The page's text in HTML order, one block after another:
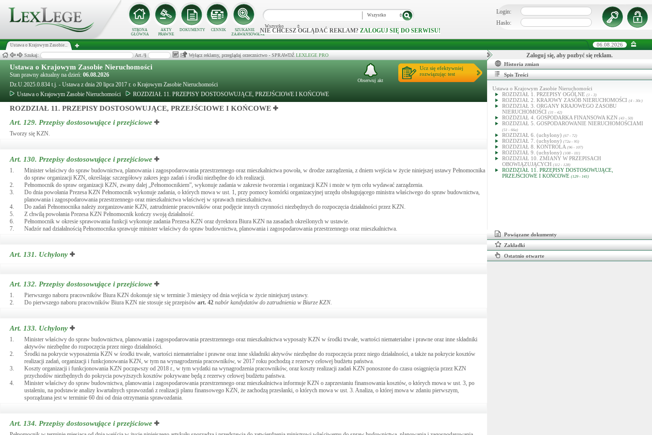
STRONA
GŁÓWNA
AKTY
PRAWNE
DOKUMENTY CENNIK
SZUKANIE
ZAAWANSOWANE
Wszystko
Wszystko
NIE CHCESZ OGLĄDAĆ REKLAM? ZALOGUJ SIĘ DO SERWISU!
Login:
Hasło:
Ustawa o Krajowym Zasobie... 06.08.2026
Szukaj: Art./§ Wyłącz reklamy, przeglądaj orzecznictwo - SPRAWDŹ LEXLEGE PRO
Ustawa o Krajowym Zasobie Nieruchomości
Stan prawny aktualny na dzień: 06.08.2026
Dz.U.2025.0.834 t.j. - Ustawa z dnia 20 lipca 2017 r. o Krajowym Zasobie Nieruchomości
Ustawa o Krajowym Zasobie Nieruchomości
ROZDZIAŁ 11. PRZEPISY DOSTOSOWUJĄCE, PRZEJŚCIOWE I KOŃCOWE
Ucz się efektywniej
rozwiązując test
Obserwuj akt
ROZDZIAŁ 11. PRZEPISY DOSTOSOWUJĄCE, PRZEJŚCIOWE I KOŃCOWE
Art. 129. Przepisy dostosowujące i przejściowe
Tworzy się KZN.
Art. 130. Przepisy dostosowujące i przejściowe
1.
Minister właściwy do spraw budownictwa, planowania i zagospodarowania przestrzennego oraz mieszkalnictwa powoła, w drodze zarządzenia, z dniem wejścia w życie niniejszej ustawy Pełnomocnika
do spraw organizacji KZN, określając szczegółowy zakres jego zadań i środki niezbędne do ich realizacji.
2.
Pełnomocnik do spraw organizacji KZN, zwany dalej „Pełnomocnikiem”, wykonuje zadania w zakresie tworzenia i organizacji KZN i może w tym celu wydawać zarządzenia.
3.
Do dnia powołania Prezesa KZN Pełnomocnik wykonuje zadania, o których mowa w ust. 1, przy pomocy komórki organizacyjnej urzędu obsługującego ministra właściwego do spraw budownictwa,
planowania i zagospodarowania przestrzennego oraz mieszkalnictwa właściwej w sprawach mieszkalnictwa.
4.
Do zadań Pełnomocnika należy zorganizowanie KZN, zatrudnienie pracowników oraz podjęcie innych czynności niezbędnych do rozpoczęcia działalności przez KZN.
5.
Z chwilą powołania Prezesa KZN Pełnomocnik kończy swoją działalność.
6.
Pełnomocnik w okresie sprawowania funkcji wykonuje zadania Prezesa KZN oraz dyrektora Biura KZN na zasadach określonych w ustawie.
7.
Nadzór nad działalnością Pełnomocnika sprawuje minister właściwy do spraw budownictwa, planowania i zagospodarowania przestrzennego oraz mieszkalnictwa.
Art. 131. Uchylony
Art. 132. Przepisy dostosowujące i przejściowe
1.
Pierwszego naboru pracowników Biura KZN dokonuje się w terminie 3 miesięcy od dnia wejścia w życie niniejszej ustawy.
2.
Do pierwszego naboru pracowników Biura KZN nie stosuje się przepisów art. 42 nabór kandydatów do zatrudnienia w Biurze KZN.
Art. 133. Uchylony
1.
Minister właściwy do spraw budownictwa, planowania i zagospodarowania przestrzennego oraz mieszkalnictwa wyposaży KZN w środki trwałe, wartości niematerialne i prawne oraz inne składniki
aktywów niezbędne do rozpoczęcia przez niego działalności.
2.
Środki na pokrycie wyposażenia KZN w środki trwałe, wartości niematerialne i prawne oraz inne składniki aktywów niezbędne do rozpoczęcia przez niego działalności, a także na pokrycie kosztów
realizacji zadań, organizacji i funkcjonowania KZN, w tym na wynagrodzenia pracowników, w 2017 roku pochodzą z rezerwy celowej budżetu państwa.
3.
Koszty organizacji i funkcjonowania KZN począwszy od 2018 r., w tym wydatki na wynagrodzenia pracowników, oraz koszty realizacji zadań KZN ponoszone do czasu osiągnięcia przez KZN
przychodów niezbędnych do pokrycia powyższych kosztów pokrywane będą z rezerwy celowej budżetu państwa.
4.
Minister właściwy do spraw budownictwa, planowania i zagospodarowania przestrzennego oraz mieszkalnictwa informuje KZN o zaprzestaniu finansowania kosztów, o których mowa w ust. 3, po
ustaleniu, na podstawie analizy kwartalnych sprawozdań z realizacji planu finansowego KZN, że zachodzą przesłanki, o których mowa w ust. 3. Analiza, o której mowa w zdaniu pierwszym,
sporządzana jest w terminie 60 dni od dnia otrzymania sprawozdania.
Art. 134. Przepisy dostosowujące i przejściowe
Zaloguj się, aby pozbyć się reklam.
Historia zmian
Spis Treści
Ustawa o Krajowym Zasobie Nieruchomości
ROZDZIAŁ 1. PRZEPISY OGÓLNE (1 - 3)
ROZDZIAŁ 2. KRAJOWY ZASÓB NIERUCHOMOŚCI (4 - 30c)
ROZDZIAŁ 3. ORGANY KRAJOWEGO ZASOBU
NIERUCHOMOŚCI (31 - 42)
ROZDZIAŁ 4. GOSPODARKA FINANSOWA KZN (43 - 50)
ROZDZIAŁ 5. GOSPODAROWANIE NIERUCHOMOŚCIAMI
(51 - 66a)
ROZDZIAŁ 6. (uchylony) (67 - 72)
ROZDZIAŁ 7. (uchylony) (72a - 95)
ROZDZIAŁ 8. KONTROLA (96 - 107)
ROZDZIAŁ 9. (uchylony) (108 - 111)
ROZDZIAŁ 10. ZMIANY W PRZEPISACH
OBOWIĄZUJĄCYCH (112 - 128)
ROZDZIAŁ 11. PRZEPISY DOSTOSOWUJĄCE,
PRZEJŚCIOWE I KOŃCOWE (129 - 141)
Powiązane dokumenty
Zakładki
Ostatnio otwarte